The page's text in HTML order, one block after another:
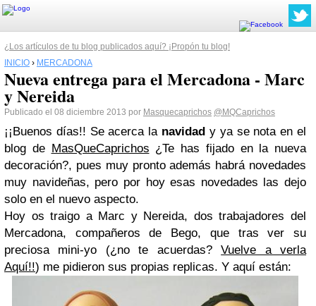
¿Los artículos de tu blog publicados aquí? ¡Propón tu blog!
INICIO › MERCADONA
Nueva entrega para el Mercadona - Marc
y Nereida
Publicado el 08 diciembre 2013 por Masquecaprichos @MQCaprichos
¡¡Buenos días!! Se acerca la navidad y ya se nota en el
blog de MasQueCaprichos ¿Te has fijado en la nueva
decoración?, pues muy pronto además habrá novedades
muy navideñas, pero por hoy esas novedades las dejo
solo en el nuevo aspecto.
Hoy os traigo a Marc y Nereida, dos trabajadores del
Mercadona, compañeros de Bego, que tras ver su
preciosa mini-yo (¿no te acuerdas?Vuelve a verla
Aquí!!) me pidieron sus propias replicas. Y aquí están: